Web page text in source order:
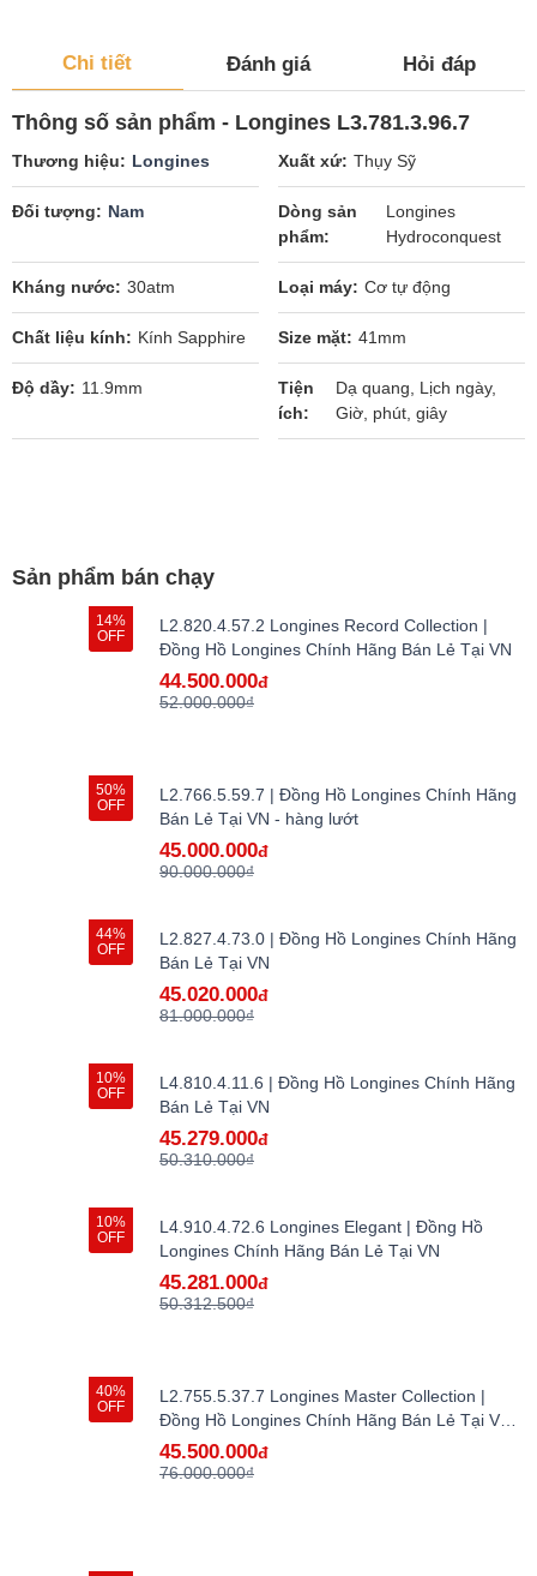
Chi tiết Đánh giá Hỏi đáp
Thông số sản phẩm - Longines L3.781.3.96.7
Thương hiệu Longines Xuất xứ Thụy Sỹ
Đối tượng Nam
Dòng sản
phẩm
Longines
Hydroconquest
Kháng nước 30atm Loại máy Cơ tự động
Chất liệu kính Kính Sapphire Size mặt 41mm
Độ dầy 11.9mm
Tiện
ích
Dạ quang, Lịch ngày,
Giờ, phút, giây
Sản phẩm bán chạy
14%
OFF
L2.820.4.57.2 Longines Record Collection |
Đồng Hồ Longines Chính Hãng Bán Lẻ Tại VN
44.500.000đ
52.000.000₫
50%
OFF
L2.766.5.59.7 | Đồng Hồ Longines Chính Hãng
Bán Lẻ Tại VN - hàng lướt
45.000.000đ
90.000.000₫
44%
OFF
L2.827.4.73.0 | Đồng Hồ Longines Chính Hãng
Bán Lẻ Tại VN
45.020.000đ
81.000.000₫
10%
OFF
L4.810.4.11.6 | Đồng Hồ Longines Chính Hãng
Bán Lẻ Tại VN
45.279.000đ
50.310.000₫
10%
OFF
L4.910.4.72.6 Longines Elegant | Đồng Hồ
Longines Chính Hãng Bán Lẻ Tại VN
45.281.000đ
50.312.500₫
40%
OFF
L2.755.5.37.7 Longines Master Collection |
Đồng Hồ Longines Chính Hãng Bán Lẻ Tại VN -
hàng lướt
45.500.000đ
76.000.000₫